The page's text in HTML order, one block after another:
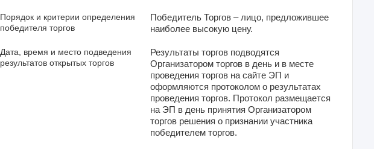
Порядок и критерии определения
победителя торгов
Победитель Торгов – лицо, предложившее
наиболее высокую цену.
Дата, время и место подведения
результатов открытых торгов
Результаты торгов подводятся
Организатором торгов в день и в месте
проведения торгов на сайте ЭП и
оформляются протоколом о результатах
проведения торгов. Протокол размещается
на ЭП в день принятия Организатором
торгов решения о признании участника
победителем торгов.